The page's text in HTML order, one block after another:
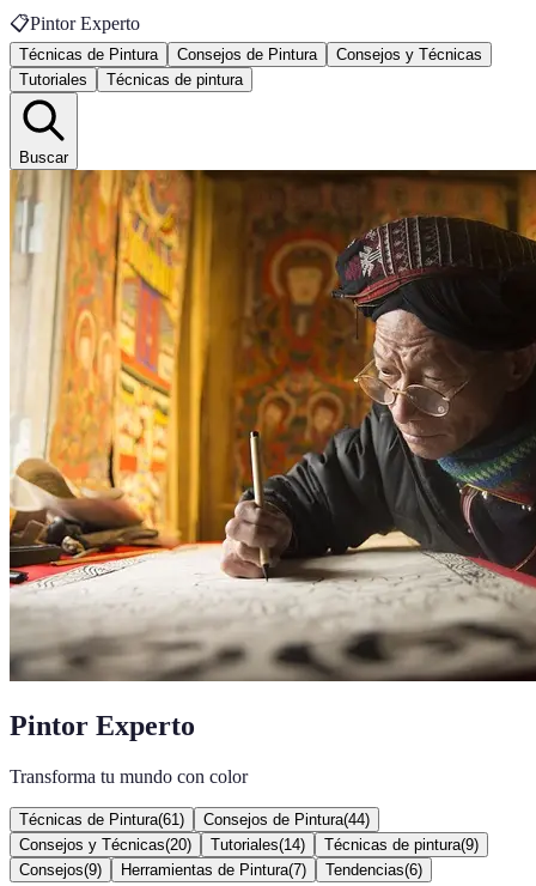
📋Pintor Experto
Técnicas de Pintura Consejos de Pintura
Consejos y Técnicas
Tutoriales
Técnicas de pintura
Buscar
Pintor Experto
Transforma tu mundo con color
Técnicas de Pintura(61 ) Consejos de Pintura(44)
Consejos y Técnicas(20) Tutoriales(14) Técnicas de pintura(9)
Consejos(9) Herramientas de Pintura(7) Tendencias(6)